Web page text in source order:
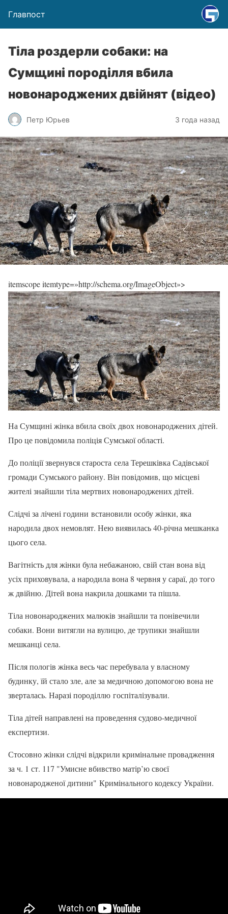
Главпост
Тіла роздерли собаки: на
Сумщині породілля вбила
новонароджених двійнят (відео)
Петр Юрьев 3 года назад
itemscope itemtype=»http://schema.org/ImageObject»>
На Сумщині жінка вбила своїх двох новонароджених дітей.
Про це повідомила поліція Сумської області.
До поліції звернувся староста села Терешківка Садівської
громади Сумського району. Він повідомив, що місцеві
жителі знайшли тіла мертвих новонароджених дітей.
Слідчі за лічені години встановили особу жінки, яка
народила двох немовлят. Нею виявилась 40-річна мешканка
цього села.
Вагітність для жінки була небажаною, свій стан вона від
усіх приховувала, а народила вона 8 червня у сараї, до того
ж двійню. Дітей вона накрила дошками та пішла.
Тіла новонароджених малюків знайшли та понівечили
собаки. Вони витягли на вулицю, де трупики знайшли
мешканці села.
Після пологів жінка весь час перебувала у власному
будинку, їй стало зле, але за медичною допомогою вона не
зверталась. Наразі породіллю госпіталізували.
Тіла дітей направлені на проведення судово-медичної
експертизи.
Стосовно жінки слідчі відкрили кримінальне провадження
за ч. 1 ст. 117 "Умисне вбивство матір’ю своєї
новонародженої дитини" Кримінального кодексу України.